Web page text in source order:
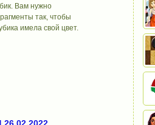
Вам нужно
так, чтобы
имела свой цвет.